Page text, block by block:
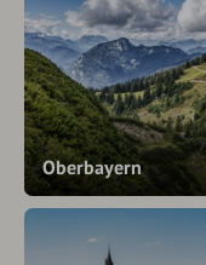
Oberbayern